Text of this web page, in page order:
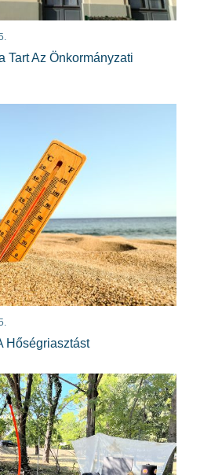
Tart Az Önkormányzati
Hőségriasztást